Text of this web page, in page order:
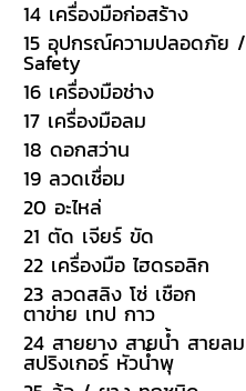
14 เครื่องมือก่อสร้าง
15 อุปกรณ์ความปลอดภัย /
Safety
16 เครื่องมือช่าง
17 เครื่องมือลม
18 ดอกสว่าน
19 ลวดเชื่อม
20 อะไหล่
21 ตัด เจียร์ ขัด
22 เครื่องมือ ไฮดรอลิก
23 ลวดสลิง โซ่ เชือก
ตาข่าย เทป กาว
24 สายยาง สายน้ำ สายลม
สปริงเกอร์ หัวน้ำพุ